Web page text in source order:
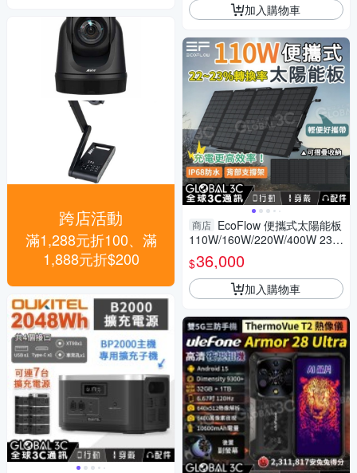
跨店活動
滿1,288元折100、滿
1,888元折$200
加入購物車
商店 EcoFlow 便攜式太陽能板
110W/160W/220W/400W 23%
轉換率 單晶矽 ETFE IP68 防水
$36,000
加入購物車